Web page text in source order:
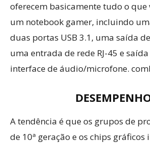
oferecem basicamente tudo o que
um notebook gamer, incluindo
duas portas USB 3.1, uma saída
uma entrada de rede RJ-45 e
interface de áudio/microfone.
A tendência é que os grupos de
de 10ª geração e os chips